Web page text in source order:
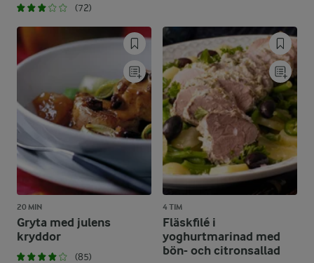
(72)
20 MIN
Gryta med julens
kryddor
(85)
4 TIM
Fläskfilé i
yoghurtmarinad med
bön- och citronsallad